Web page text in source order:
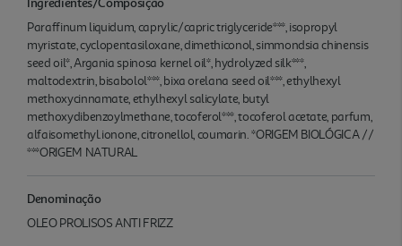
Paraffinum liquidum, caprylic/capric triglyceride***, isopropyl
myristate, cyclopentasiloxane, dimethiconol, simmondsia chinensis
seed oil*, Argania spinosa kernel oil*, hydrolyzed silk***,
maltodextrin, bisabolol***, bixa orelana seed oil***, ethylhexyl
methoxycinnamate, ethylhexyl salicylate, butyl
methoxydibenzoylmethane, tocoferol***, tocoferol acetate, parfum,
alfaisomethyl.ionone, citronellol, coumarin. *ORIGEM BIOLÓGICA //
***ORIGEM NATURAL
Denominação
OLEO PROLISOS ANTI FRIZZ